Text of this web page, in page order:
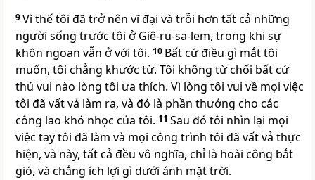
9Vì thế tôi đã trở nên vĩ đại và trỗi hơn tất cả những
người sống trước tôi ở Giê-ru-sa-lem, trong khi sự
khôn ngoan vẫn ở với tôi. 10 Bất cứ điều gì mắt tôi
muốn, tôi chẳng khước từ. Tôi không từ chối bất cứ
thú vui nào lòng tôi ưa thích. Vì lòng tôi vui về mọi việc
tôi đã vất vả làm ra, và đó là phần thưởng cho các
công lao khó nhọc của tôi. 11 Sau đó tôi nhìn lại mọi
việc tay tôi đã làm và mọi công trình tôi đã vất vả thực
hiện, và này, tất cả đều vô nghĩa, chỉ là hoài công bắt
gió, và chẳng ích lợi gì dưới ánh mặt trời.